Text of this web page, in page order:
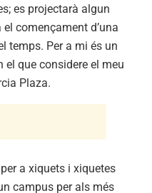
es projectarà algun
començament d’una
temps. Per a mi és un
el que considere el meu
Plaza.
a xiquets i xiquetes
campus per als més